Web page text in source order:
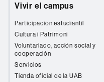
Vivir el campus
Participación estudiantil
Cultura i Patrimoni
Voluntariado, acción social y
cooperación
Servicios
Tienda oficial de la UAB